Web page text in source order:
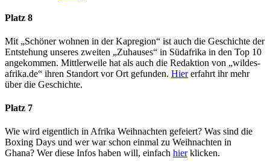
Platz 8
Mit „Schöner wohnen in der Kapregion“ ist auch die Geschichte der
Entstehung unseres zweiten „Zuhauses“ in Südafrika in den Top 10
angekommen. Mittlerweile hat als auch die Redaktion von „wildes-
afrika.de“ ihren Standort vor Ort gefunden. Hiererfahrt ihr mehr
über die Geschichte.
Platz 7
Wie wird eigentlich in Afrika Weihnachten gefeiert? Was sind die
Boxing Days und wer war schon einmal zu Weihnachten in
Ghana? Wer diese Infos haben will, einfach hierklicken.